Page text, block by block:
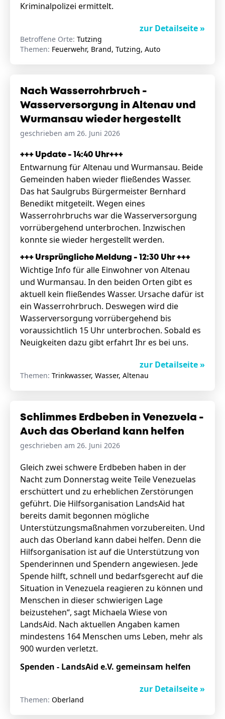
Kriminalpolizei ermittelt.
zur Detailseite »
Betroffene Orte: Tutzing
Themen: Feuerwehr, Brand, Tutzing, Auto
Nach Wasserrohrbruch -
Wasserversorgung in Altenau und
Wurmansau wieder hergestellt
geschrieben am 26. Juni 2026
+++ Update - 14:40 Uhr+++
Entwarnung für Altenau und Wurmansau. Beide
Gemeinden haben wieder fließendes Wasser.
Das hat Saulgrubs Bürgermeister Bernhard
Benedikt mitgeteilt. Wegen eines
Wasserrohrbruchs war die Wasserversorgung
vorrübergehend unterbrochen. Inzwischen
konnte sie wieder hergestellt werden.
+++ Ursprüngliche Meldung - 12:30 Uhr +++
Wichtige Info für alle Einwohner von Altenau
und Wurmansau. In den beiden Orten gibt es
aktuell kein fließendes Wasser. Ursache dafür ist
ein Wasserrohrbruch. Deswegen wird die
Wasserversorgung vorrübergehend bis
voraussichtlich 15 Uhr unterbrochen. Sobald es
Neuigkeiten dazu gibt erfahrt Ihr es bei uns.
zur Detailseite »
Themen: Trinkwasser, Wasser, Altenau
Schlimmes Erdbeben in Venezuela -
Auch das Oberland kann helfen
geschrieben am 26. Juni 2026
Gleich zwei schwere Erdbeben haben in der
Nacht zum Donnerstag weite Teile Venezuelas
erschüttert und zu erheblichen Zerstörungen
geführt. Die Hilfsorganisation LandsAid hat
bereits damit begonnen mögliche
Unterstützungsmaßnahmen vorzubereiten. Und
auch das Oberland kann dabei helfen. Denn die
Hilfsorganisation ist auf die Unterstützung von
Spenderinnen und Spendern angewiesen. Jede
Spende hilft, schnell und bedarfsgerecht auf die
Situation in Venezuela reagieren zu können und
Menschen in dieser schwierigen Lage
beizustehen“, sagt Michaela Wiese von
LandsAid. Nach aktuellen Angaben kamen
mindestens 164 Menschen ums Leben, mehr als
900 wurden verletzt.
Spenden - LandsAid e.V. gemeinsam helfen
zur Detailseite »
Themen: Oberland